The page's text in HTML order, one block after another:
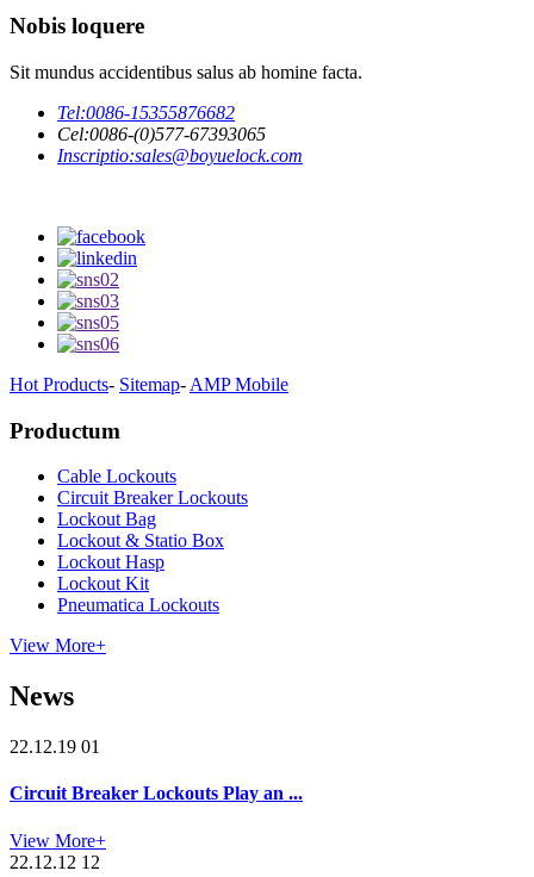
Nobis loquere
Sit mundus accidentibus salus ab homine facta.
Tel:0086-15355876682
Cel:0086-(0)577-67393065
Inscriptio:sales@boyuelock.com
Hot Products- Sitemap- AMP Mobile
Productum
Cable Lockouts
Circuit Breaker Lockouts
Lockout Bag
Lockout & Statio Box
Lockout Hasp
Lockout Kit
Pneumatica Lockouts
View More+
News
22.12.19 01
Circuit Breaker Lockouts Play an ...
View More+
22.12.12 12